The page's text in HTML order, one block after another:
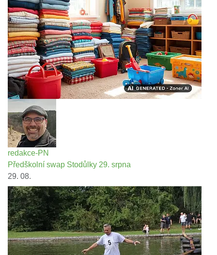
redakce-PN
Předškolní swap Stodůlky 29. srpna
29. 08.